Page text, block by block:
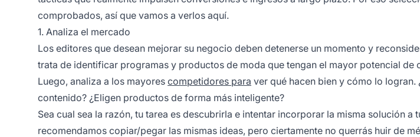
comprobados, así que vamos a verlos aquí.
1. Analiza el mercado
Los editores que desean mejorar su negocio deben detenerse un momento y
trata de identificar programas y productos de moda que tengan el mayor potencial de
Luego, analiza a los mayores competidores para ver qué hacen bien y cómo lo
contenido? ¿Eligen productos de forma más inteligente?
Sea cual sea la razón, tu tarea es descubrirla e intentar incorporar la misma solución a
recomendamos copiar/pegar las mismas ideas, pero ciertamente no querrás huir de